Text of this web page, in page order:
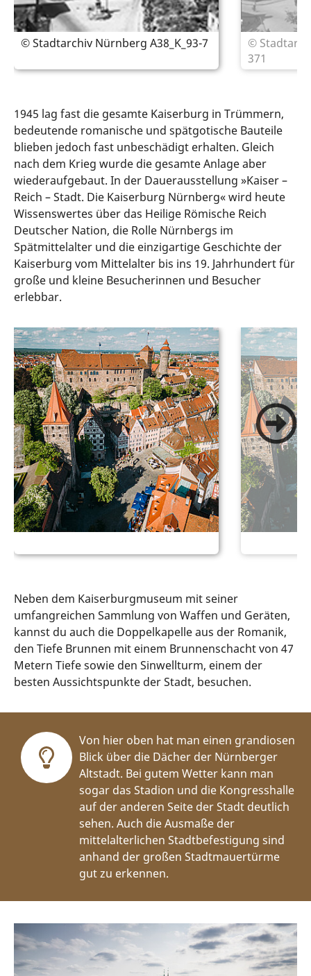
© Stadtarchiv Nürnberg A38_K_93-7
©
371
1945 lag fast die gesamte Kaiserburg in Trümmern,
bedeutende romanische und spätgotische Bauteile
blieben jedoch fast unbeschädigt erhalten. Gleich
nach dem Krieg wurde die gesamte Anlage aber
wiederaufgebaut. In der Dauerausstellung »Kaiser –
Reich – Stadt. Die Kaiserburg Nürnberg« wird heute
Wissenswertes über das Heilige Römische Reich
Deutscher Nation, die Rolle Nürnbergs im
Spätmittelalter und die einzigartige Geschichte der
Kaiserburg vom Mittelalter bis ins 19. Jahrhundert für
große und kleine Besucherinnen und Besucher
erlebbar.
Neben dem Kaiserburgmuseum mit seiner
umfangreichen Sammlung von Waffen und Geräten,
kannst du auch die Doppelkapelle aus der Romanik,
den Tiefe Brunnen mit einem Brunnenschacht von 47
Metern Tiefe sowie den Sinwellturm, einem der
besten Aussichtspunkte der Stadt, besuchen.
Von hier oben hat man einen grandiosen
Blick über die Dächer der Nürnberger
Altstadt. Bei gutem Wetter kann man
sogar das Stadion und die Kongresshalle
auf der anderen Seite der Stadt deutlich
sehen. Auch die Ausmaße der
mittelalterlichen Stadtbefestigung sind
anhand der großen Stadtmauertürme
gut zu erkennen.